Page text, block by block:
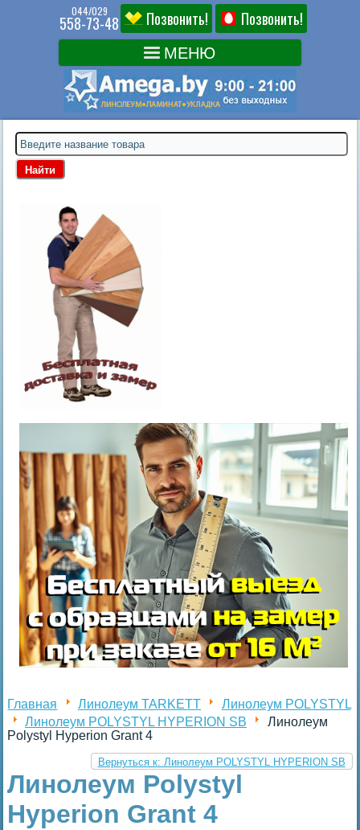
044/029
558-73-48 Позвонить! Позвонить!
Главная Линолеум TARKETT
Линолеум POLYSTYL
Линолеум POLYSTYL HYPERION SB
Линолеум
Polystyl Hyperion Grant 4
Вернуться к: Линолеум POLYSTYL HYPERION SB
Линолеум Polystyl
Hyperion Grant 4